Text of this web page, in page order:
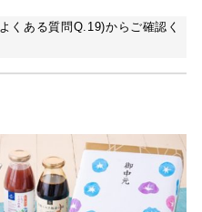
くある質問Q.19)からご確認く